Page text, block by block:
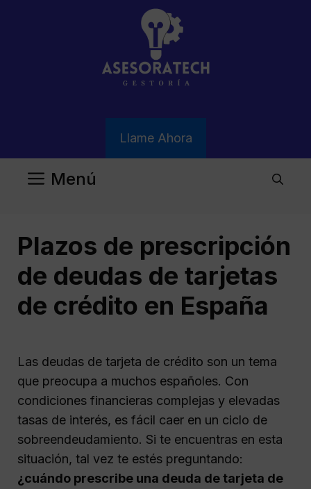
Llame Ahora
Menú
Plazos de prescripción
de deudas de tarjetas
de crédito en España
Las deudas de tarjeta de crédito son un tema
que preocupa a muchos españoles. Con
condiciones financieras complejas y elevadas
tasas de interés, es fácil caer en un ciclo de
sobreendeudamiento. Si te encuentras en esta
situación, tal vez te estés preguntando:
¿cuándo prescribe una deuda de tarjeta de